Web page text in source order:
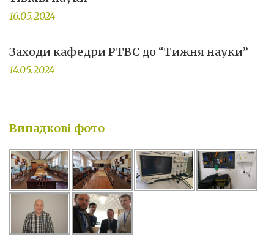
16.05.2024
Заходи кафедри РТВС до “Тижня науки”
14.05.2024
Випадкові фото